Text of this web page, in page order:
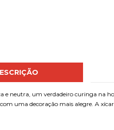
e neutra, um verdadeiro curinga na
uma decoração mais alegre. A